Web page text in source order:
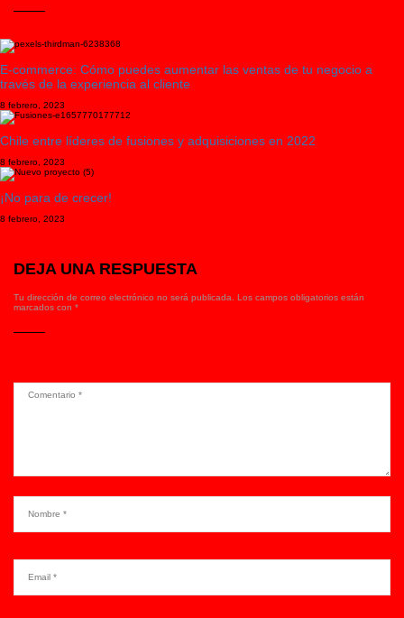
E-commerce: Cómo puedes aumentar las ventas de tu negocio a
través de la experiencia al cliente
8 febrero, 2023
Chile entre líderes de fusiones y adquisiciones en 2022
8 febrero, 2023
¡No para de crecer!
8 febrero, 2023
DEJA UNA RESPUESTA
Tu dirección de correo electrónico no será publicada.
Los campos obligatorios están
marcados con *